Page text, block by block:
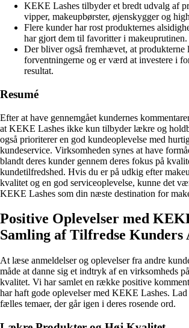
KEKE Lashes tilbyder et bredt udvalg af
vipper, makeupbørster, øjenskygger og
Flere kunder har rost produkternes
har gjort dem til favoritter i makeuprutinen.
Der bliver også fremhævet, at produkterne
forventningerne og er værd at investere i
resultat.
Resumé
Efter at have gennemgået kundernes
at KEKE Lashes ikke kun tilbyder lækre og
også prioriterer en god kundeoplevelse med
kundeservice. Virksomheden synes at have
blandt deres kunder gennem deres fokus på
kundetilfredshed. Hvis du er på udkig efter
kvalitet og en god serviceoplevelse, kunne det
KEKE Lashes som din næste destination for
Positive Oplevelser med
Samling af Tilfredse Kunders
At læse anmeldelser og oplevelser fra andre
måde at danne sig et indtryk af en virksomheds
kvalitet. Vi har samlet en række positive
har haft gode oplevelser med KEKE Lashes.
fælles temaer, der går igen i deres rosende ord.